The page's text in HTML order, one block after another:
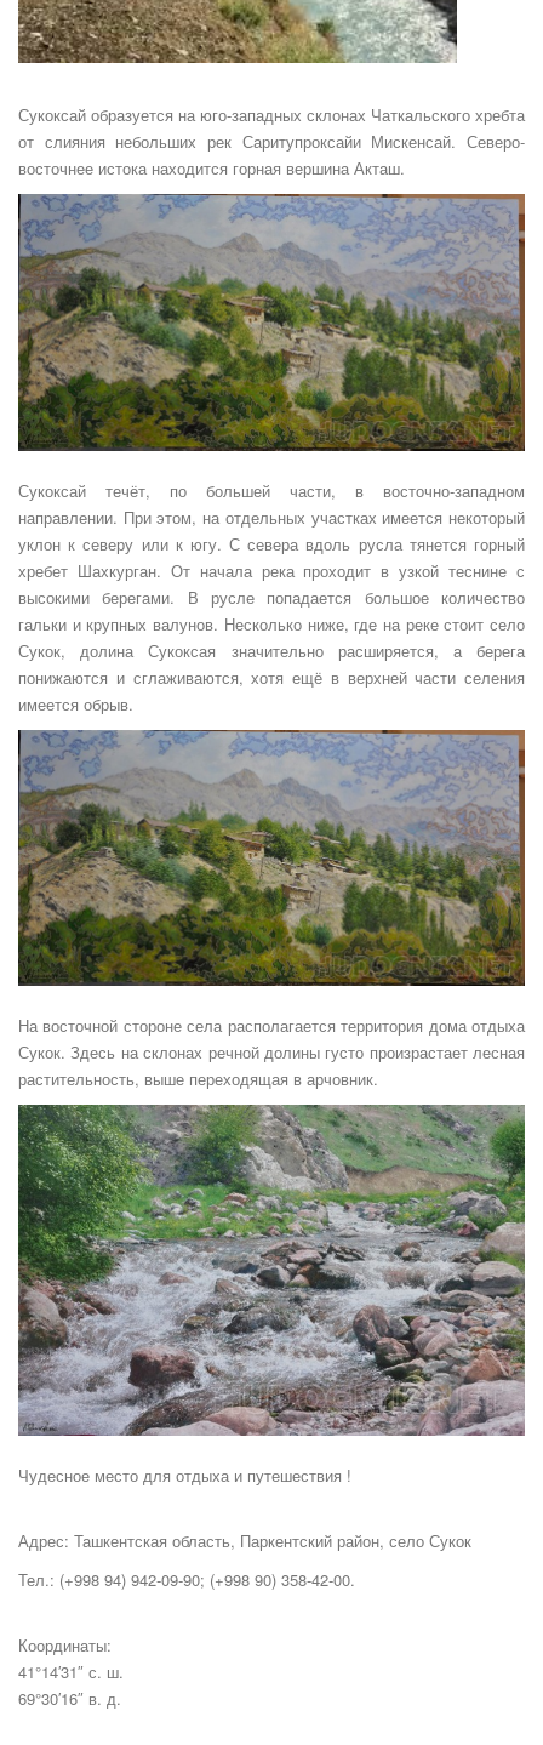
Сукоксай образуется на юго-западных склонах Чаткальского хребта
от слияния небольших рек Саритупроксайи Мискенсай. Северо-
восточнее истока находится горная вершина Акташ.
Сукоксай течёт, по большей части, в восточно-западном
направлении. При этом, на отдельных участках имеется некоторый
уклон к северу или к югу. С севера вдоль русла тянется горный
хребет Шахкурган. От начала река проходит в узкой теснине с
высокими берегами. В русле попадается большое количество
гальки и крупных валунов. Несколько ниже, где на реке стоит село
Сукок, долина Сукоксая значительно расширяется, а берега
понижаются и сглаживаются, хотя ещё в верхней части селения
имеется обрыв.
На восточной стороне села располагается территория дома отдыха
Сукок. Здесь на склонах речной долины густо произрастает лесная
растительность, выше переходящая в арчовник.
Чудесное место для отдыха и путешествия !
Адрес: Ташкентская область, Паркентский район, село Сукок
Тел.: (+998 94) 942-09-90; (+998 90) 358-42-00.
Координаты:
41°14′31″ с. ш.
69°30′16″ в. д.